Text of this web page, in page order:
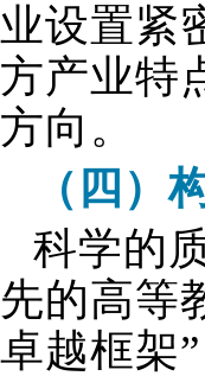
业设置紧
方产业特
方向。
（四）
科学的
先的高等
卓越框架